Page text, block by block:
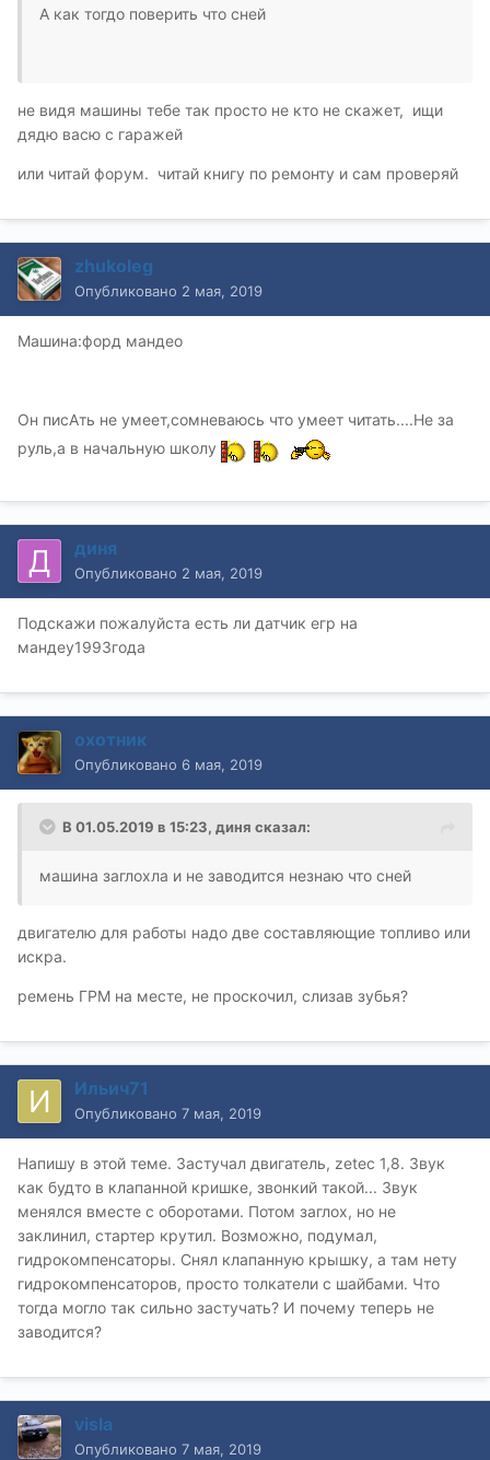
А как тогдо поверить что сней
не видя машины тебе так просто не кто не скажет, ищи
дядю васю с гаражей
или читай форум. читай книгу по ремонту и сам проверяй
zhukoleg
Опубликовано 2 мая, 2019
Машина:форд мандео
Он писАть не умеет,сомневаюсь что умеет читать....Не за
руль,а в начальную школу
диня
Опубликовано 2 мая, 2019
Подскажи пожалуйста есть ли датчик егр на
мандеу1993года
охотник
Опубликовано 6 мая, 2019
В 01.05.2019 в 15:23, диня сказал:
машина заглохла и не заводится незнаю что сней
двигателю для работы надо две составляющие топливо или
искра.
ремень ГРМ на месте, не проскочил, слизав зубья?
Ильич71
Опубликовано 7 мая, 2019
Напишу в этой теме. Застучал двигатель, zetec 1,8. Звук
как будто в клапанной кришке, звонкий такой... Звук
менялся вместе с оборотами. Потом заглох, но не
заклинил, стартер крутил. Возможно, подумал,
гидрокомпенсаторы. Снял клапанную крышку, а там нету
гидрокомпенсаторов, просто толкатели с шайбами. Что
тогда могло так сильно застучать? И почему теперь не
заводится?
visla
Опубликовано 7 мая, 2019